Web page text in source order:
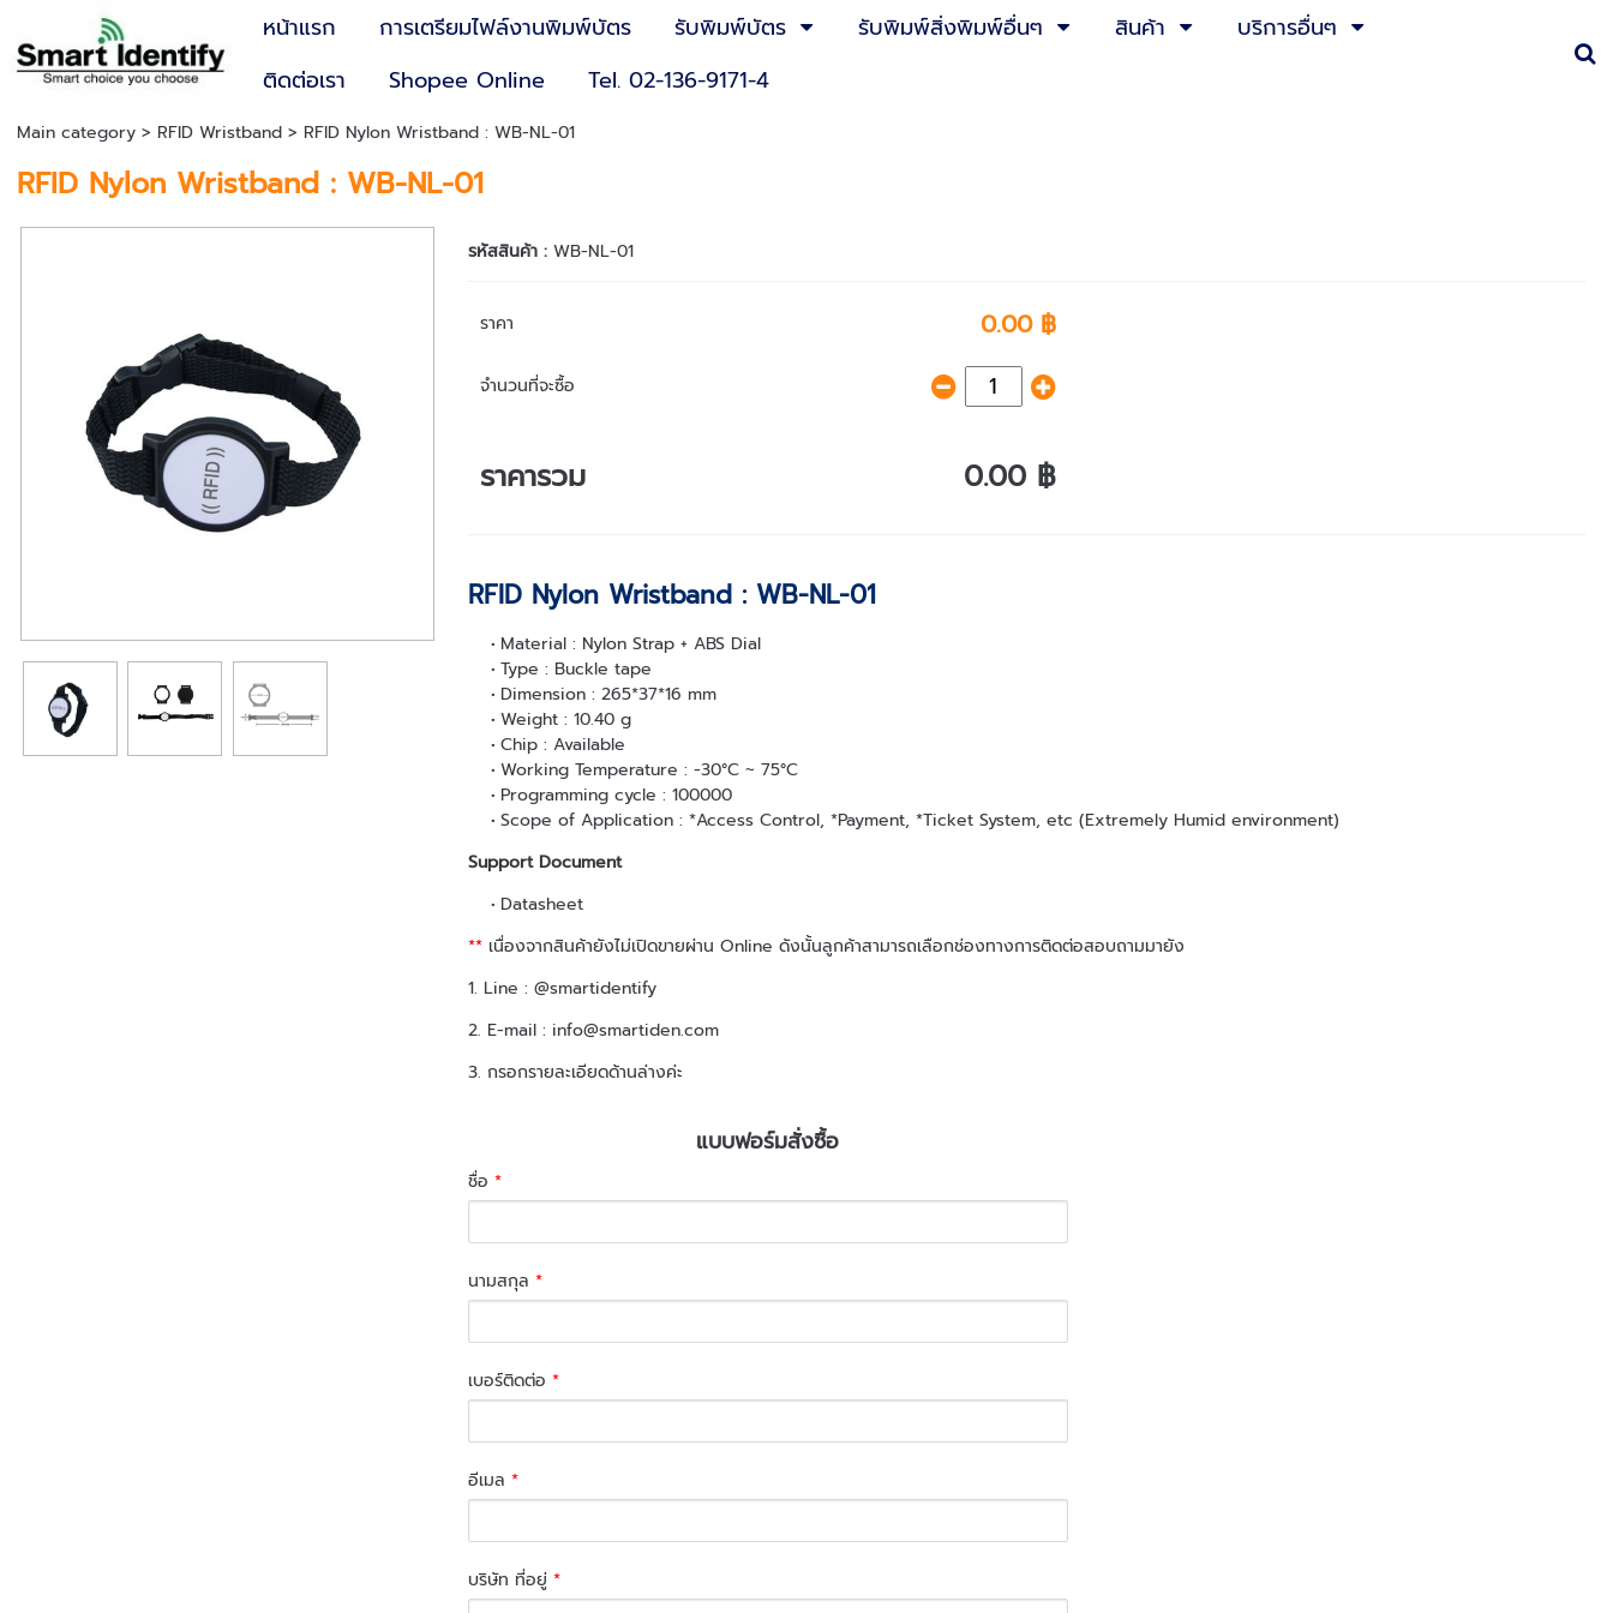
หน้าแรก การเตรียมไฟล์งานพิมพ์บัตร รับพิมพ์บัตร รับพิมพ์สิ่งพิมพ์อื่นๆ สินค้า
บริการอื่นๆ
ติดต่อเรา
Shopee Online Tel. 02-136-9171-4
Main category> RFID Wristband> RFID Nylon Wristband : WB-NL-01
RFID Nylon Wristband : WB-NL-01
รหัสสินค้า : WB-NL-01
ราคา 0.00 ฿
จำนวนที่จะซื้อ
ราคารวม 0.00 ฿
RFID Nylon Wristband : WB-NL-01
Material : Nylon Strap + ABS Dial
Type : Buckle tape
Dimension : 265*37*16 mm
Weight : 10.40 g
Chip : Available
Working Temperature : -30°C ~ 75°C
Programming cycle : 100000
Scope of Application : *Access Control, *Payment, *Ticket System, etc (Extremely Humid environment)
Support Document
Datasheet
** เนื่องจากสินค้ายังไม่เปิดขายผ่าน Online ดังนั้นลูกค้าสามารถเลือกช่องทางการติดต่อสอบถามมายัง
1. Line : @smartidentify
2. E-mail : info@smartiden.com
3. กรอกรายละเอียดด้านล่างค่ะ
แบบฟอร์มสั่งซื้อ
ชื่อ *
นามสกุล *
เบอร์ติดต่อ *
อีเมล *
บริษัท ที่อยู่ *